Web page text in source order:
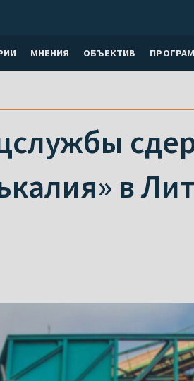
МНЕНИЯ ОБЪЕКТИВ
в